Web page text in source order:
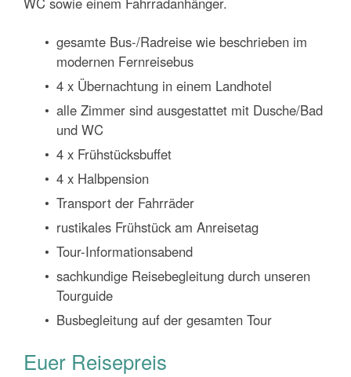
gesamte Bus-/Radreise wie beschrieben im
modernen Fernreisebus
4 x Übernachtung in einem Landhotel
alle Zimmer sind ausgestattet mit Dusche/Bad
und WC
4 x Frühstücksbuffet
4 x Halbpension
Transport der Fahrräder
rustikales Frühstück am Anreisetag
Tour-Informationsabend
sachkundige Reisebegleitung durch unseren
Tourguide
Busbegleitung auf der gesamten Tour
Euer Reisepreis